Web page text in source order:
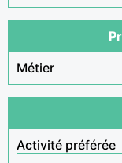
Métier
Activité préférée